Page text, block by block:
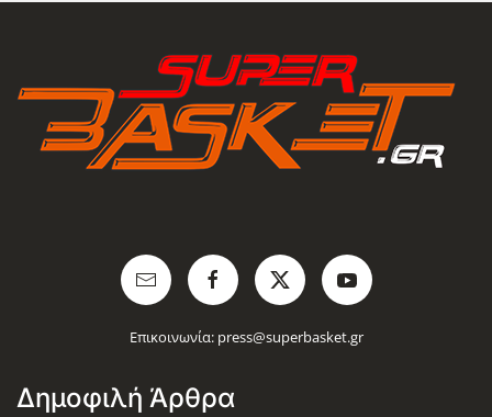
Επικοινωνία: press@superbasket.gr
Δημοφιλή Άρθρα